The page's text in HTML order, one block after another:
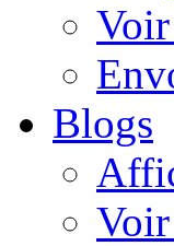
Voir
Blogs